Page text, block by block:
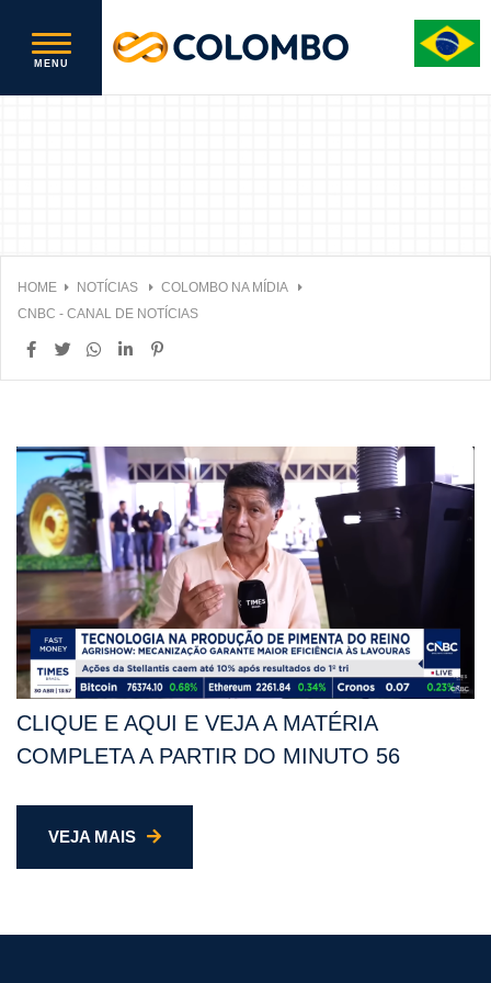
HOME NOTÍCIAS
COLOMBO NA MÍDIA
CNBC - CANAL DE NOTÍCIAS
CLIQUE E AQUI E VEJA A MATÉRIA
COMPLETA A PARTIR DO MINUTO 56
VEJA MAIS